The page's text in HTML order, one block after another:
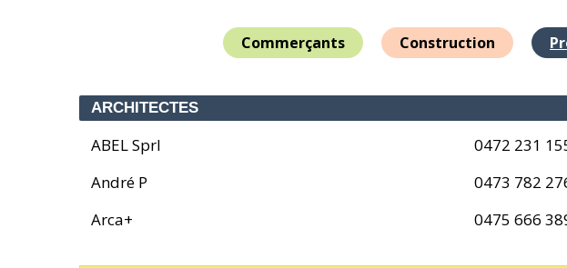
Commerçants Construction
ARCHITECTES
ABEL Sprl
0472 231
André P
0473 782
Arca+
0475 666